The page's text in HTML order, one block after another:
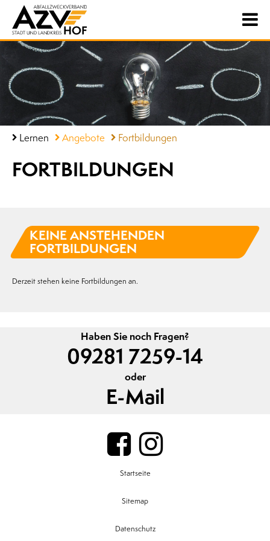
Lernen Angebote Fortbildungen
FORTBILDUNGEN
KEINE ANSTEHENDEN
FORTBILDUNGEN
Derzeit stehen keine Fortbildungen an.
Haben Sie noch Fragen?
09281 7259-14
oder
E-Mail
Startseite
Sitemap
Datenschutz